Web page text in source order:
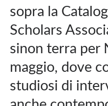
sopra la
Scholars
sinon terra per
maggio, dove
studiosi di